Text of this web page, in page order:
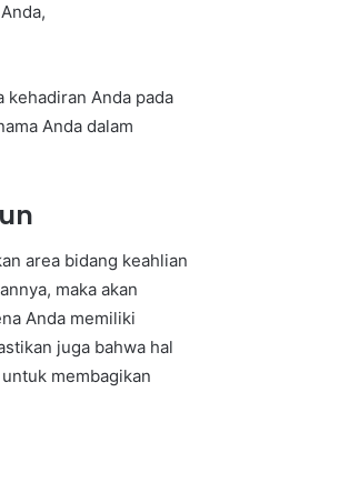
kehadiran Anda pada
Anda dalam
area bidang keahlian
maka akan
Anda memiliki
juga bahwa hal
membagikan